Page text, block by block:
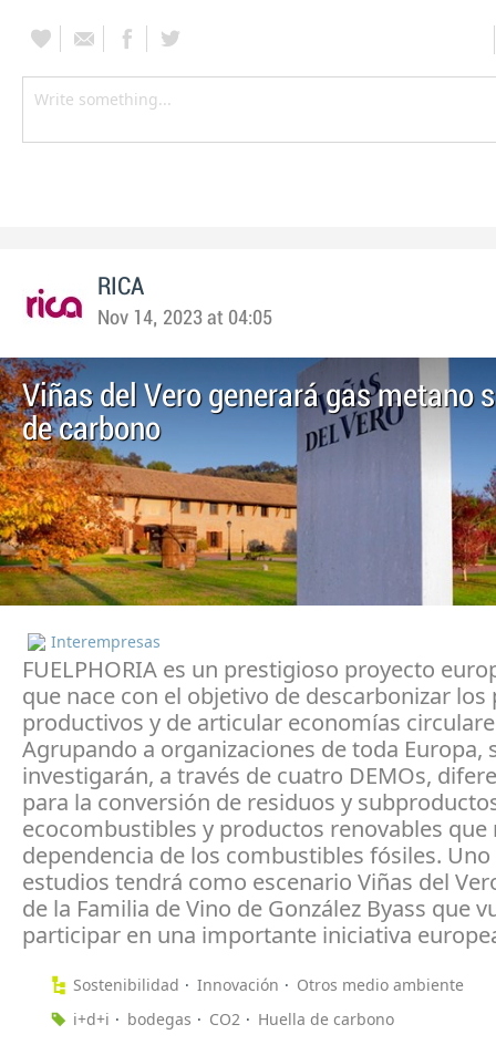
RICA
Nov 14, 2023 at 04:05
Viñas del Vero generará gas metano
de carbono
Interempresas
FUELPHORIA es un prestigioso proyecto
que nace con el objetivo de descarbonizar los
productivos y de articular economías
Agrupando a organizaciones de toda Europa,
investigarán, a través de cuatro DEMOs,
para la conversión de residuos y
ecocombustibles y productos renovables que
dependencia de los combustibles fósiles. Uno
estudios tendrá como escenario Viñas del
de la Familia de Vino de González Byass que
participar en una importante iniciativa
Sostenibilidad Innovación
Otros medio ambiente
i+d+i
bodegas CO2 Huella de carbono